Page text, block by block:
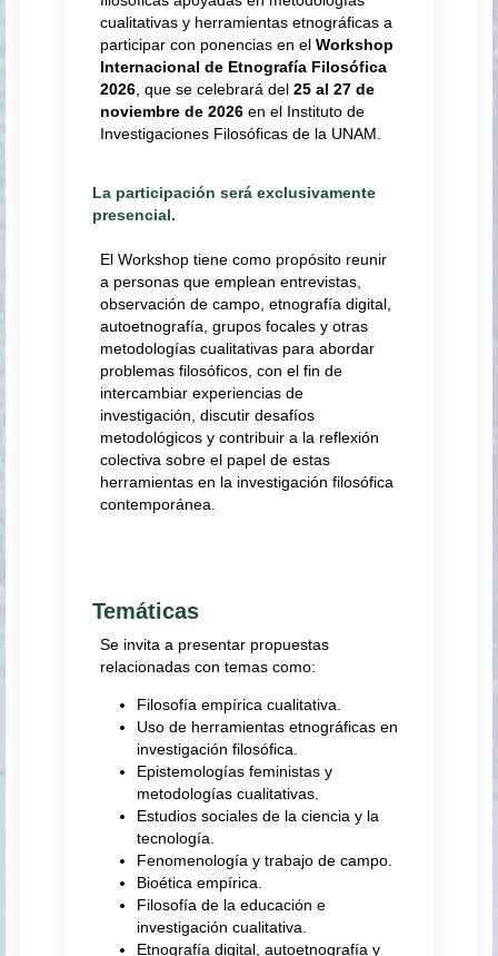
cualitativas y herramientas etnográficas a
participar con ponencias en el Workshop
Internacional de Etnografía Filosófica
2026 , que se celebrará del 25 al 27 de
noviembre de 2026 en el Instituto de
Investigaciones Filosóficas de la UNAM.
La participación será exclusivamente
presencial.
El Workshop tiene como propósito reunir
a personas que emplean entrevistas,
observación de campo, etnografía digital,
autoetnografía, grupos focales y otras
metodologías cualitativas para abordar
problemas filosóficos, con el fin de
intercambiar experiencias de
investigación, discutir desafíos
metodológicos y contribuir a la reflexión
colectiva sobre el papel de estas
herramientas en la investigación filosófica
contemporánea.
Temáticas
Se invita a presentar propuestas
relacionadas con temas como:
Filosofía empírica cualitativa.
Uso de herramientas etnográficas en
investigación filosófica.
Epistemologías feministas y
metodologías cualitativas.
Estudios sociales de la ciencia y la
tecnología.
Fenomenología y trabajo de campo.
Bioética empírica.
Filosofía de la educación e
investigación cualitativa.
Etnografía digital, autoetnografía y